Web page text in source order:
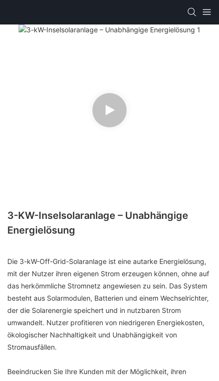
3-KW-Inselsolaranlage – Unabhängige
Energielösung
Die 3-kW-Off-Grid-Solaranlage ist eine autarke Energielösung,
mit der Nutzer ihren eigenen Strom erzeugen können, ohne auf
das herkömmliche Stromnetz angewiesen zu sein. Das System
besteht aus Solarmodulen, Batterien und einem Wechselrichter,
der die Solarenergie speichert und in nutzbaren Strom
umwandelt. Nutzer profitieren von niedrigeren Energiekosten,
ökologischer Nachhaltigkeit und Unabhängigkeit von
Stromausfällen.
Beeindrucken Sie Ihre Kunden mit der Möglichkeit, ihren